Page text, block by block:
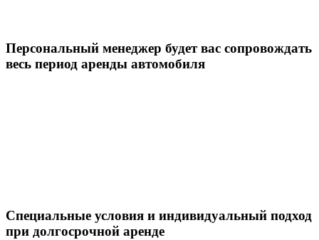
Персональный менеджер будет вас сопровождать
весь период аренды автомобиля
Специальные условия и индивидуальный подход
при долгосрочной аренде